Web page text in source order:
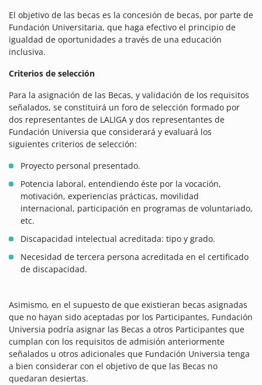
El objetivo de las becas es la concesión de becas, por parte de
Fundación Universitaria, que haga efectivo el principio de
igualdad de oportunidades a través de una educación
inclusiva.
Criterios de selección
Para la asignación de las Becas, y validación de los requisitos
señalados, se constituirá un foro de selección formado por
dos representantes de LALIGA y dos representantes de
Fundación Universia que considerará y evaluará los
siguientes criterios de selección:
Proyecto personal presentado.
Potencia laboral, entendiendo éste por la vocación,
motivación, experiencias prácticas, movilidad
internacional, participación en programas de voluntariado,
etc.
Discapacidad intelectual acreditada: tipo y grado.
Necesidad de tercera persona acreditada en el certificado
de discapacidad.
Asimismo, en el supuesto de que existieran becas asignadas
que no hayan sido aceptadas por los Participantes, Fundación
Universia podría asignar las Becas a otros Participantes que
cumplan con los requisitos de admisión anteriormente
señalados u otros adicionales que Fundación Universia tenga
a bien considerar con el objetivo de que las Becas no
quedaran desiertas.